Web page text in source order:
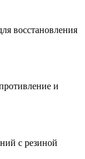
восстановления
и
с резиной